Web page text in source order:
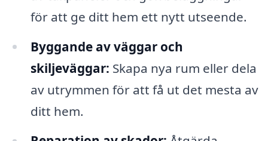
för att ge ditt hem ett nytt utseende.
Byggande av väggar och
skiljeväggar: Skapa nya rum eller dela
av utrymmen för att få ut det mesta av
ditt hem.